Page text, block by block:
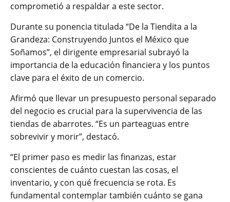
comprometió a respaldar a este sector.
Durante su ponencia titulada “De la Tiendita a la
Grandeza: Construyendo Juntos el México que
Soñamos”, el dirigente empresarial subrayó la
importancia de la educación financiera y los puntos
clave para el éxito de un comercio.
Afirmó que llevar un presupuesto personal separado
del negocio es crucial para la supervivencia de las
tiendas de abarrotes. “Es un parteaguas entre
sobrevivir y morir”, destacó.
“El primer paso es medir las finanzas, estar
conscientes de cuánto cuestan las cosas, el
inventario, y con qué frecuencia se rota. Es
fundamental contemplar también cuánto se gana